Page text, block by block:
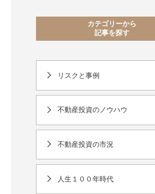
カテゴリーから
記事を探す
リスクと事例
不動産投資のノウハウ
不動産投資の市況
人生１００年時代